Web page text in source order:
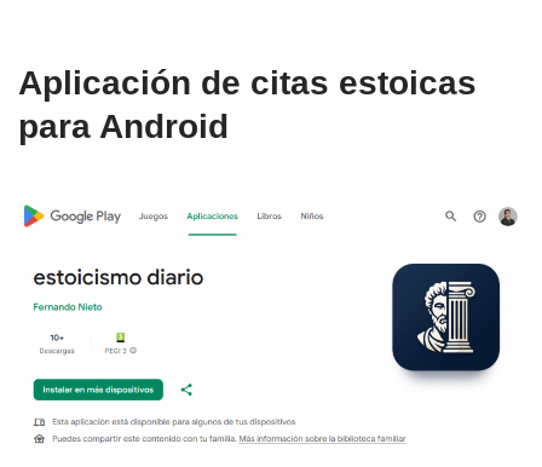
Aplicación de citas estoicas
para Android